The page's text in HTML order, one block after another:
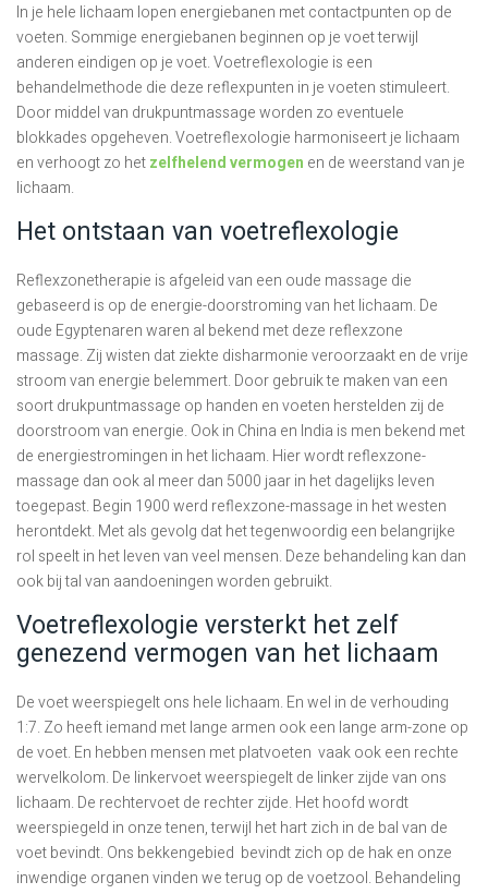
In je hele lichaam lopen energiebanen met contactpunten op de
voeten. Sommige energiebanen beginnen op je voet terwijl
anderen eindigen op je voet. Voetreflexologie is een
behandelmethode die deze reflexpunten in je voeten stimuleert.
Door middel van drukpuntmassage worden zo eventuele
blokkades opgeheven. Voetreflexologie harmoniseert je lichaam
en verhoogt zo hetzelfhelend vermogen en de weerstand van je
lichaam.
Het ontstaan van voetreflexologie
Reflexzonetherapie is afgeleid van een oude massage die
gebaseerd is op de energie-doorstroming van het lichaam. De
oude Egyptenaren waren al bekend met deze reflexzone
massage. Zij wisten dat ziekte disharmonie veroorzaakt en de vrije
stroom van energie belemmert. Door gebruik te maken van een
soort drukpuntmassage op handen en voeten herstelden zij de
doorstroom van energie. Ook in China en India is men bekend met
de energiestromingen in het lichaam. Hier wordt reflexzone-
massage dan ook al meer dan 5000 jaar in het dagelijks leven
toegepast. Begin 1900 werd reflexzone-massage in het westen
herontdekt. Met als gevolg dat het tegenwoordig een belangrijke
rol speelt in het leven van veel mensen. Deze behandeling kan dan
ook bij tal van aandoeningen worden gebruikt.
Voetreflexologie versterkt het zelf
genezend vermogen van het lichaam
De voet weerspiegelt ons hele lichaam. En wel in de verhouding
1:7. Zo heeft iemand met lange armen ook een lange arm-zone op
de voet. En hebben mensen met platvoeten vaak ook een rechte
wervelkolom. De linkervoet weerspiegelt de linker zijde van ons
lichaam. De rechtervoet de rechter zijde. Het hoofd wordt
weerspiegeld in onze tenen, terwijl het hart zich in de bal van de
voet bevindt. Ons bekkengebied bevindt zich op de hak en onze
inwendige organen vinden we terug op de voetzool. Behandeling